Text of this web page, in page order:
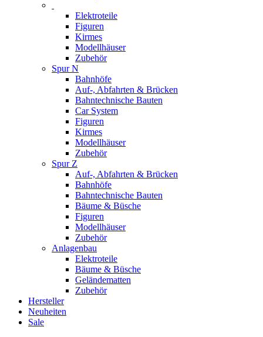
Elektroteile
Figuren
Kirmes
Modellhäuser
Zubehör
Spur N
Bahnhöfe
Auf-, Abfahrten & Brücken
Bahntechnische Bauten
Car System
Figuren
Kirmes
Modellhäuser
Zubehör
Spur Z
Auf-, Abfahrten & Brücken
Bahnhöfe
Bahntechnische Bauten
Bäume & Büsche
Figuren
Modellhäuser
Zubehör
Anlagenbau
Elektroteile
Bäume & Büsche
Geländematten
Zubehör
Hersteller
Neuheiten
Sale